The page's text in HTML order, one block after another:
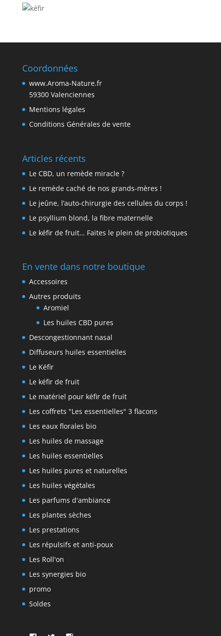
Coordonnées
www.Aroma-Nature.fr
59300 Valenciennes
Mentions légales
Conditions Générales de vente
Articles récents
Le CBD, un remède miracle ?
Le remède caché de nos grands-mères !
Le jeûne, l’auto-chirurgie des cellules du corps !
Le psyllium blond, la fibre maternelle
Le kéfir de fruit… Faites le plein de probiotiques
En vente dans notre boutique
Accessoires
Autres produits
Aromiel
Les huiles CBD pures
Descongestionnant nasal
Diffuseurs huiles essentielles
Le Kéfir
Le kéfir de fruit
Le matériel pour kéfir de fruit
Les coffrets "Les essentielles" 3 flacons
Les eaux florales bio
Les huiles de massage
Les huiles essentielles
Les huiles pures et naturelles
Les huiles végétales
Les parfums d'ambiance
Les plantes sèches
Les prestations
Les répulsifs et anti-poux
Les Roll'on
Les synergies bio
promo
Soldes